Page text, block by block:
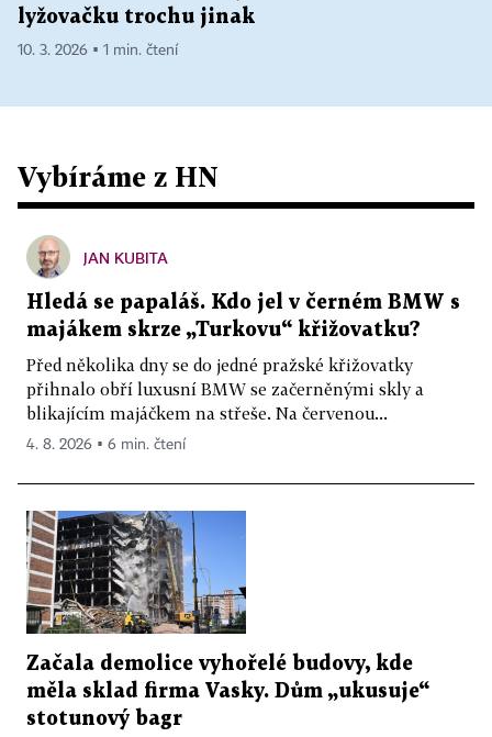
lyžovačku trochu jinak
10. 3. 2026 ▪ 1 min. čtení
Vybíráme z HN
JAN KUBITA
Hledá se papaláš. Kdo jel v černém BMW s
majákem skrze „Turkovu“ křižovatku?
Před několika dny se do jedné pražské křižovatky
přihnalo obří luxusní BMW se začerněnými skly a
blikajícím majáčkem na střeše. Na červenou...
4. 8. 2026 ▪ 6 min. čtení
Začala demolice vyhořelé budovy, kde
měla sklad firma Vasky. Dům „ukusuje“
stotunový bagr